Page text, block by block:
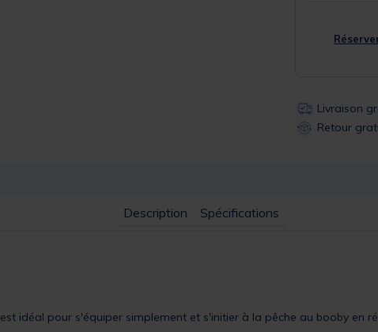
Livraison
Retour
Description Spécifications
est idéal pour s'équiper simplement et s'initier à la pêche au booby en